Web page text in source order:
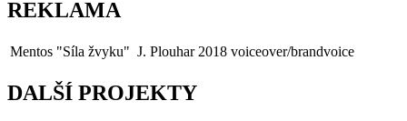
REKLAMA
Mentos "Síla žvyku" J. Plouhar 2018 voiceover/brandvoice
DALŠÍ PROJEKTY